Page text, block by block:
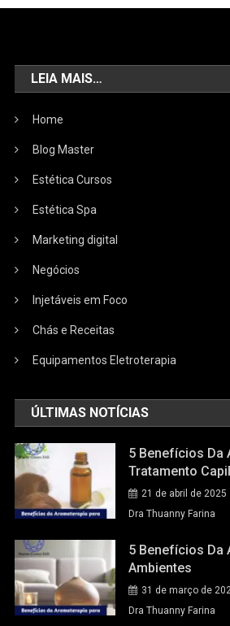
LEIA MAIS…
Home
Blog Master
Estética Cursos
Estética Spa
Marketing digital
Negócios
Injetáveis em Foco
Chás e Receitas
Equipamentos Eletroterapia
ÚLTIMAS NOTÍCIAS
5 Benefícios Da
Tratamento
21 de abril de 2025
Dra Thuanny Farina
5 Benefícios Da
Ambientes
31 de março de
Dra Thuanny Farina